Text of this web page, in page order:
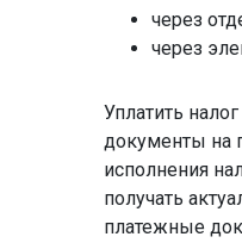
через
через
Уплатить
документы на
исполнения
получать
платежные